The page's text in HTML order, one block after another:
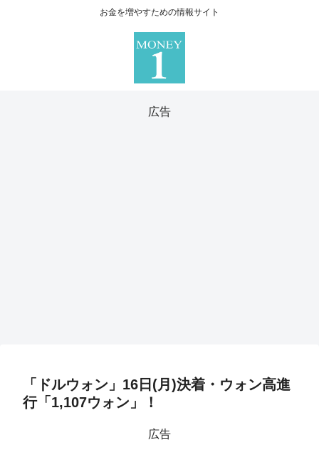
お金を増やすための情報サイト
広告
「ドルウォン」16日(月)決着・ウォン高進
行「1,107ウォン」！
広告